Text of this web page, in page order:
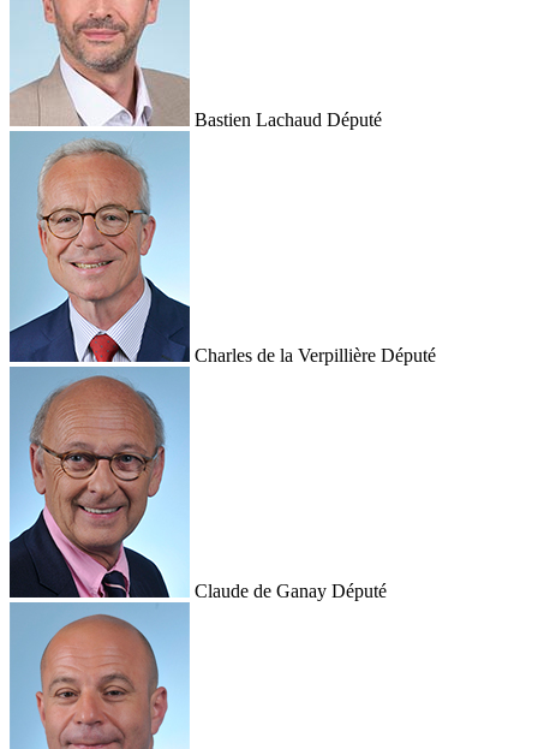
Bastien Lachaud Député
Charles de la Verpillière Député
Claude de Ganay Député